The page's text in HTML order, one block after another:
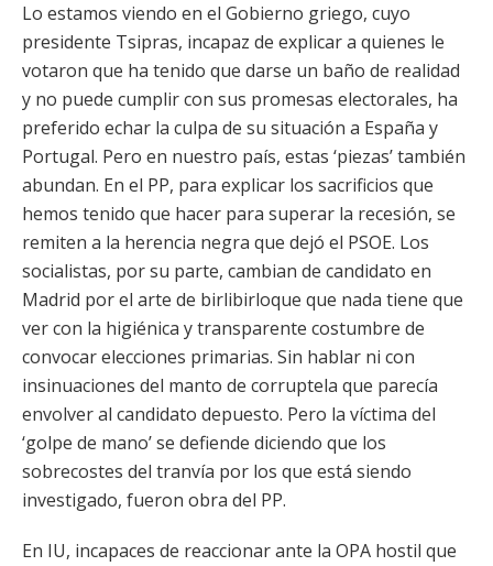
Lo estamos viendo en el Gobierno griego, cuyo
presidente Tsipras, incapaz de explicar a quienes le
votaron que ha tenido que darse un baño de realidad
y no puede cumplir con sus promesas electorales, ha
preferido echar la culpa de su situación a España y
Portugal. Pero en nuestro país, estas ‘piezas’ también
abundan. En el PP, para explicar los sacrificios que
hemos tenido que hacer para superar la recesión, se
remiten a la herencia negra que dejó el PSOE. Los
socialistas, por su parte, cambian de candidato en
Madrid por el arte de birlibirloque que nada tiene que
ver con la higiénica y transparente costumbre de
convocar elecciones primarias. Sin hablar ni con
insinuaciones del manto de corruptela que parecía
envolver al candidato depuesto. Pero la víctima del
‘golpe de mano’ se defiende diciendo que los
sobrecostes del tranvía por los que está siendo
investigado, fueron obra del PP.
En IU, incapaces de reaccionar ante la OPA hostil que